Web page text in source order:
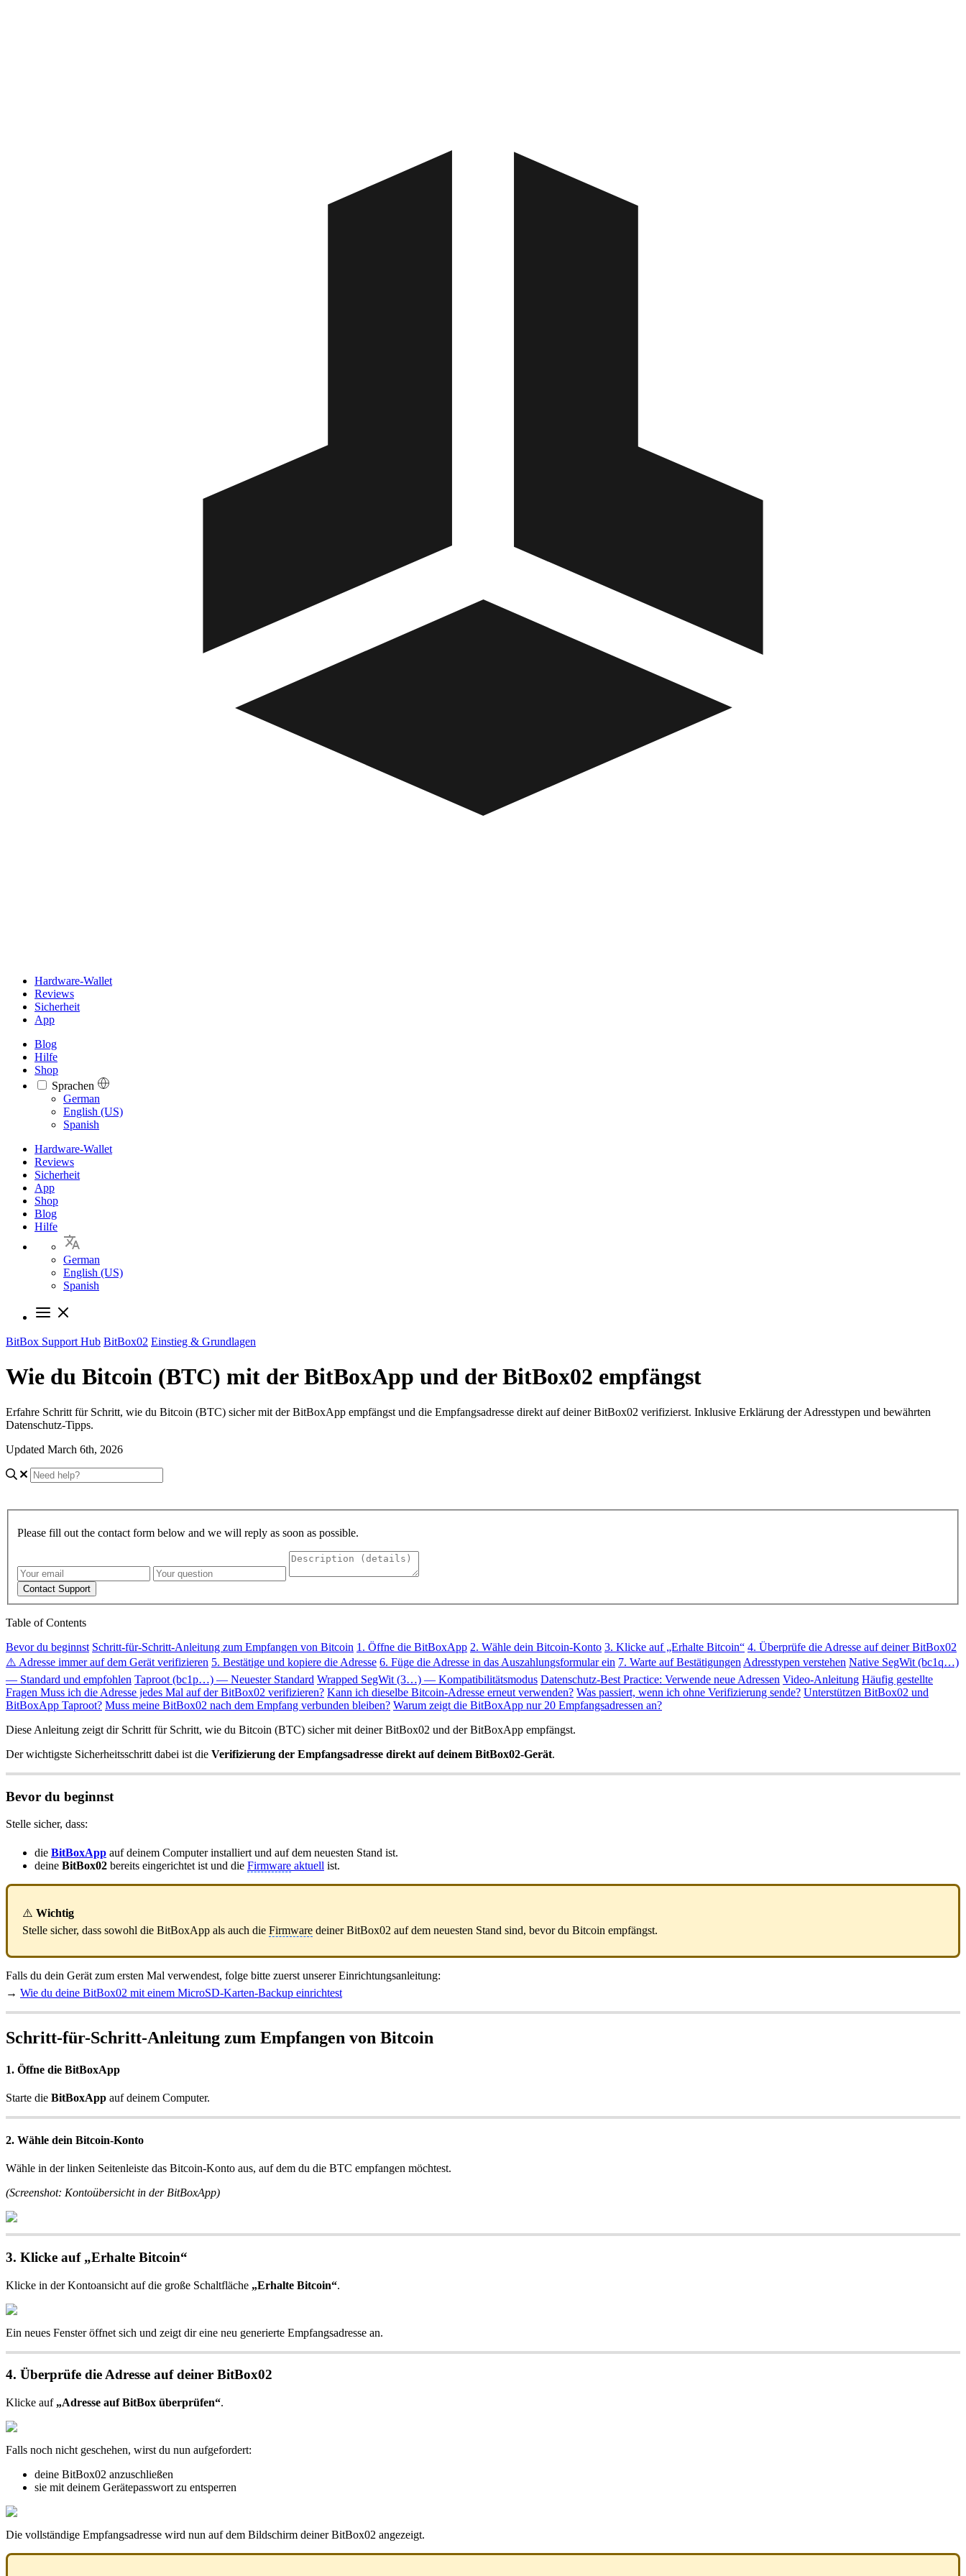
Hardware-Wallet
Reviews
Sicherheit
App
Blog
Hilfe
Shop
Sprachen
Languages
German
English (US)
Spanish
Hardware-Wallet
Reviews
Sicherheit
App
Shop
Blog
Hilfe
German
English (US)
Spanish
BitBox Support Hub BitBox02 Einstieg & Grundlagen
Wie du Bitcoin (BTC) mit der BitBoxApp und der BitBox02 empfängst
Erfahre Schritt für Schritt, wie du Bitcoin (BTC) sicher mit der BitBoxApp empfängst und die Empfangsadresse direkt auf deiner BitBox02 verifizierst. Inklusive Erklärung der Adresstypen und bewährten
Datenschutz-Tipps.
Updated March 6th, 2026
Please fill out the contact form below and we will reply as soon as possible.
Contact Support
Table of Contents
Bevor du beginnst Schritt-für-Schritt-Anleitung zum Empfangen von Bitcoin 1. Öffne die BitBoxApp 2. Wähle dein Bitcoin-Konto 3. Klicke auf „Erhalte Bitcoin“ 4. Überprüfe die Adresse auf deiner BitBox02
⚠️ Adresse immer auf dem Gerät verifizieren 5. Bestätige und kopiere die Adresse 6. Füge die Adresse in das Auszahlungsformular ein 7. Warte auf Bestätigungen Adresstypen verstehen Native SegWit (bc1q…)
— Standard und empfohlen Taproot (bc1p…) — Neuester Standard Wrapped SegWit (3…) — Kompatibilitätsmodus Datenschutz-Best Practice: Verwende neue Adressen Video-Anleitung Häufig gestellte
Fragen Muss ich die Adresse jedes Mal auf der BitBox02 verifizieren? Kann ich dieselbe Bitcoin-Adresse erneut verwenden? Was passiert, wenn ich ohne Verifizierung sende? Unterstützen BitBox02 und
BitBoxApp Taproot? Muss meine BitBox02 nach dem Empfang verbunden bleiben? Warum zeigt die BitBoxApp nur 20 Empfangsadressen an?
Diese Anleitung zeigt dir Schritt für Schritt, wie du Bitcoin (BTC) sicher mit deiner BitBox02 und der BitBoxApp empfängst.
Der wichtigste Sicherheits­schritt dabei ist die Verifizierung der Empfangsadresse direkt auf deinem BitBox02-Gerät.
Bevor du beginnst
Stelle sicher, dass:
die BitBoxApp auf deinem Computer installiert und auf dem neuesten Stand ist.
deine BitBox02 bereits eingerichtet ist und die Firmware aktuell ist.
⚠️ Wichtig
Stelle sicher, dass sowohl die BitBoxApp als auch die Firmware deiner BitBox02 auf dem neuesten Stand sind, bevor du Bitcoin empfängst.
Falls du dein Gerät zum ersten Mal verwendest, folge bitte zuerst unserer Einrichtungsanleitung:
→ Wie du deine BitBox02 mit einem MicroSD-Karten-Backup einrichtest
Schritt-für-Schritt-Anleitung zum Empfangen von Bitcoin
1. Öffne die BitBoxApp
Starte die BitBoxApp auf deinem Computer.
2. Wähle dein Bitcoin-Konto
Wähle in der linken Seitenleiste das Bitcoin-Konto aus, auf dem du die BTC empfangen möchtest.
(Screenshot: Kontoübersicht in der BitBoxApp)
3. Klicke auf „Erhalte Bitcoin“
Klicke in der Kontoansicht auf die große Schaltfläche „Erhalte Bitcoin“.
Ein neues Fenster öffnet sich und zeigt dir eine neu generierte Empfangsadresse an.
4. Überprüfe die Adresse auf deiner BitBox02
Klicke auf „Adresse auf BitBox überprüfen“.
Falls noch nicht geschehen, wirst du nun aufgefordert:
deine BitBox02 anzuschließen
sie mit deinem Gerätepasswort zu entsperren
Die vollständige Empfangsadresse wird nun auf dem Bildschirm deiner BitBox02 angezeigt.